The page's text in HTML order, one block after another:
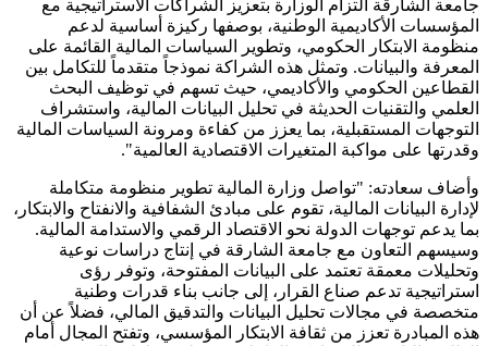
جامعة الشارقة التزام الوزارة بتعزيز الشراكات الاستراتيجية مع
المؤسسات الأكاديمية الوطنية، بوصفها ركيزة أساسية لدعم
منظومة الابتكار الحكومي، وتطوير السياسات المالية القائمة على
المعرفة والبيانات. وتمثل هذه الشراكة نموذجاً متقدماً للتكامل بين
القطاعين الحكومي والأكاديمي، حيث تسهم في توظيف البحث
العلمي والتقنيات الحديثة في تحليل البيانات المالية، واستشراف
التوجهات المستقبلية، بما يعزز من كفاءة ومرونة السياسات المالية
وقدرتها على مواكبة المتغيرات الاقتصادية العالمية".
وأضاف سعادته: "تواصل وزارة المالية تطوير منظومة متكاملة
لإدارة البيانات المالية، تقوم على مبادئ الشفافية والانفتاح والابتكار،
بما يدعم توجهات الدولة نحو الاقتصاد الرقمي والاستدامة المالية.
وسيسهم التعاون مع جامعة الشارقة في إنتاج دراسات نوعية
وتحليلات معمقة تعتمد على البيانات المفتوحة، وتوفر رؤى
استراتيجية تدعم صناع القرار، إلى جانب بناء قدرات وطنية
متخصصة في مجالات تحليل البيانات والتدقيق المالي، فضلاً عن أن
هذه المبادرة تعزز من ثقافة الابتكار المؤسسي، وتفتح المجال أمام